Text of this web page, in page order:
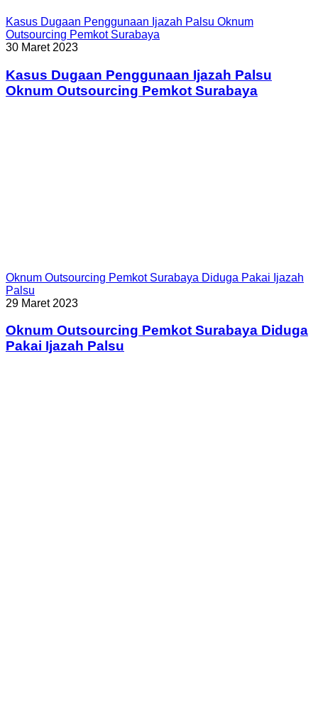
Kasus Dugaan Penggunaan Ijazah Palsu Oknum
Outsourcing Pemkot Surabaya
30 Maret 2023
Kasus Dugaan Penggunaan Ijazah Palsu
Oknum Outsourcing Pemkot Surabaya
Oknum Outsourcing Pemkot Surabaya Diduga Pakai Ijazah
Palsu
29 Maret 2023
Oknum Outsourcing Pemkot Surabaya Diduga
Pakai Ijazah Palsu